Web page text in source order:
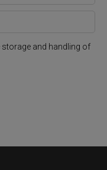
and handling of